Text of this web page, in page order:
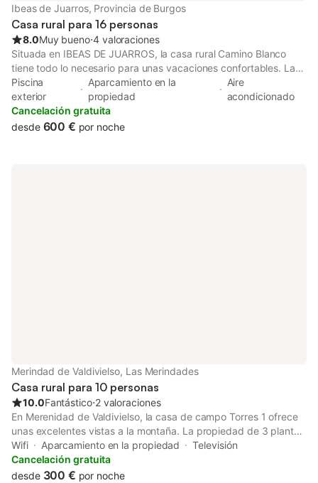
Ibeas de Juarros, Provincia de Burgos
Casa rural para 16 personas
8.0Muy bueno⋅4 valoraciones
Situada en IBEAS DE JUARROS, la casa rural Camino Blanco
tiene todo lo necesario para unas vacaciones confortables. La
propiedad de 2 plantas consta de una sala de estar, una cocina,
6 dormitorios y 5 baños y por lo tanto puede acomodar a 16
personas. Los servicios adicionales incluyen televisión, aire
acondicionado, lavadora y cideoconsola. También hay una cuna
Piscina
exterior
Aparcamiento en la
propiedad
Aire
acondicionado
Cancelación gratuita
desde 600 € por noche
Merindad de Valdivielso, Las Merindades
Casa rural para 10 personas
10.0Fantástico⋅2 valoraciones
En Merenidad de Valdivielso, la casa de campo Torres 1 ofrece
unas excelentes vistas a la montaña. La propiedad de 3 plantas
consta de una sala de estar, una cocina bien equipada, 5
dormitorios y 5 baños, así como un aseo adicional, por lo que
puede alojar a 10 personas. Los servicios adicionales incluyen
Wifi Aparcamiento en la propiedad
Televisión
Cancelación gratuita
desde 300 € por noche